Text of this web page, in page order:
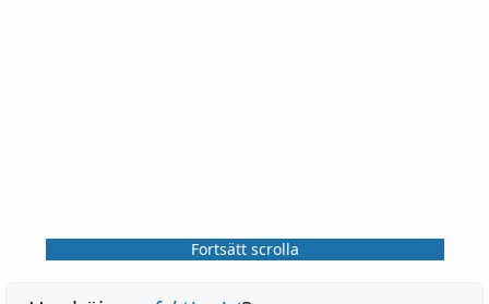
Fortsätt scrolla